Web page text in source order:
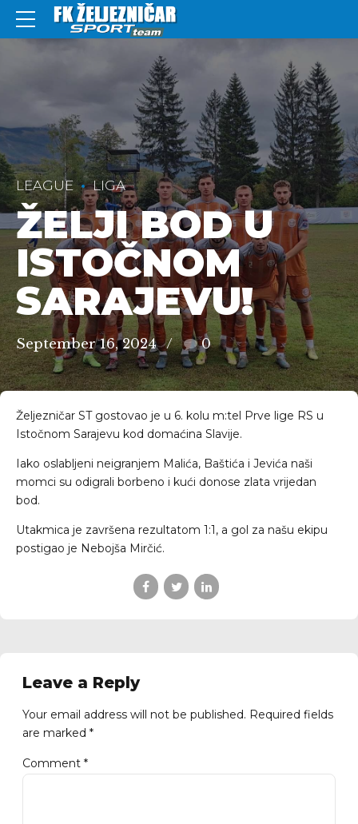
LEAGUE LIGA
ŽELJI BOD U
ISTOČNOM
SARAJEVU!
September 16, 2024 0
Željezničar ST gostovao je u 6. kolu m:tel Prve lige RS u
Istočnom Sarajevu kod domaćina Slavije.
Iako oslabljeni neigranjem Malića, Baštića i Jevića naši
momci su odigrali borbeno i kući donose zlata vrijedan
bod.
Utakmica je završena rezultatom 1:1, a gol za našu ekipu
postigao je Nebojša Mirčić.
Leave a Reply
Your email address will not be published. Required fields
are marked *
Comment *